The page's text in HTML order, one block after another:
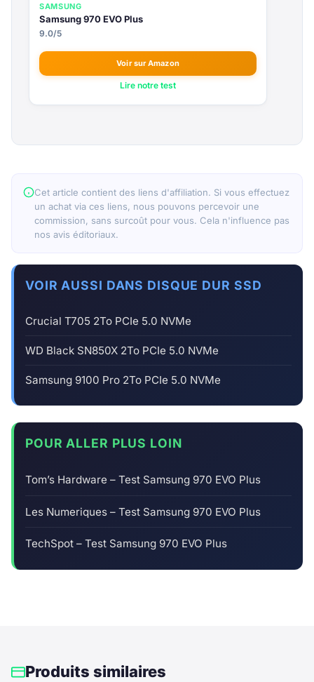
SAMSUNG
Samsung 970 EVO Plus
9.0/5
Voir sur Amazon
Lire notre test
Cet article contient des liens d'affiliation. Si vous effectuez
un achat via ces liens, nous pouvons percevoir une
commission, sans surcoût pour vous. Cela n'influence pas
nos avis éditoriaux.
VOIR AUSSI DANS DISQUE DUR SSD
Crucial T705 2To PCIe 5.0 NVMe
WD Black SN850X 2To PCIe 5.0 NVMe
Samsung 9100 Pro 2To PCIe 5.0 NVMe
POUR ALLER PLUS LOIN
Tom’s Hardware – Test Samsung 970 EVO Plus
Les Numeriques – Test Samsung 970 EVO Plus
TechSpot – Test Samsung 970 EVO Plus
Produits similaires